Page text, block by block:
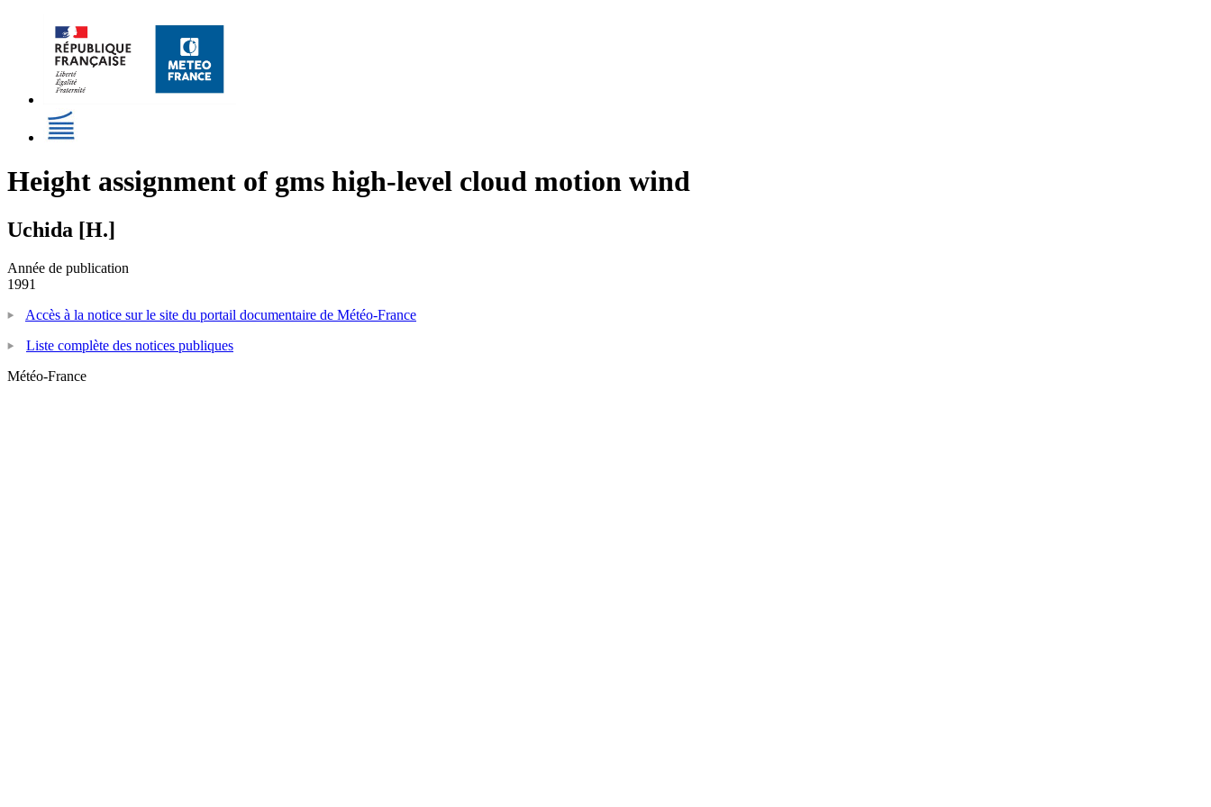
Height assignment of gms high-level cloud motion wind
Uchida [H.]
Année de publication
1991
Accès à la notice sur le site du portail documentaire de Météo-France
Liste complète des notices publiques
Météo-France